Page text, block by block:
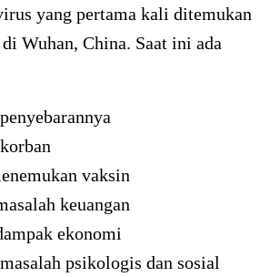
yang pertama kali ditemukan
Wuhan, China. Saat ini ada
vaksin
keuangan
ekonomi
psikologis dan sosial